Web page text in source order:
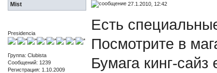
Mist 27.1.2010, 12:42
Presidencia
Группа: Clubista
Сообщений: 1239
Регистрация: 1.10.2009
Есть
Посмотрите в
Бумага кинг-